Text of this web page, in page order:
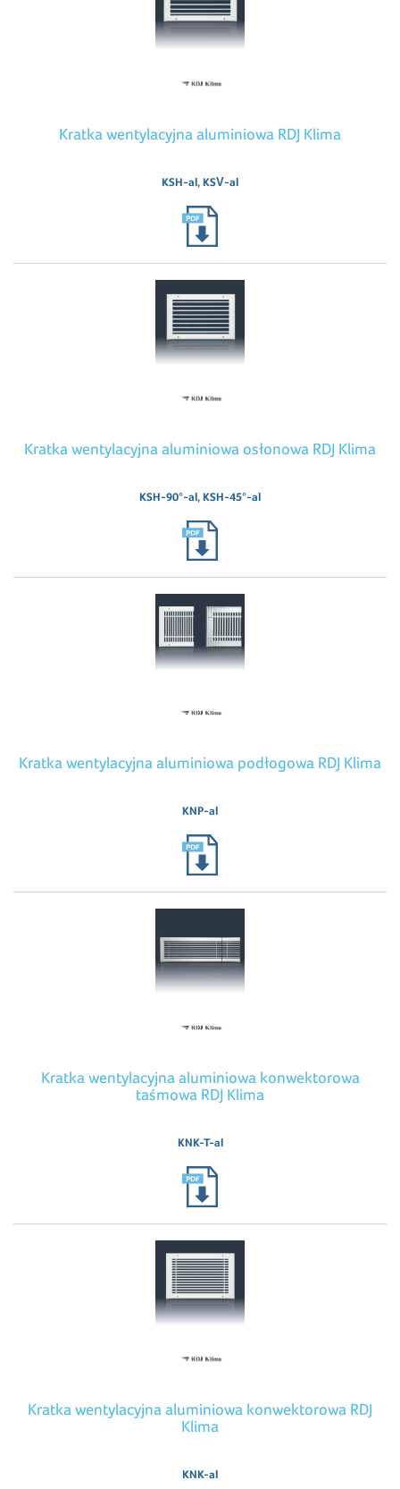
Kratka wentylacyjna aluminiowa RDJ Klima
KSH-al, KSV-al
Kratka wentylacyjna aluminiowa osłonowa RDJ Klima
KSH-90°-al, KSH-45°-al
Kratka wentylacyjna aluminiowa podłogowa RDJ Klima
KNP-al
Kratka wentylacyjna aluminiowa konwektorowa
taśmowa RDJ Klima
KNK-T-al
Kratka wentylacyjna aluminiowa konwektorowa RDJ
Klima
KNK-al